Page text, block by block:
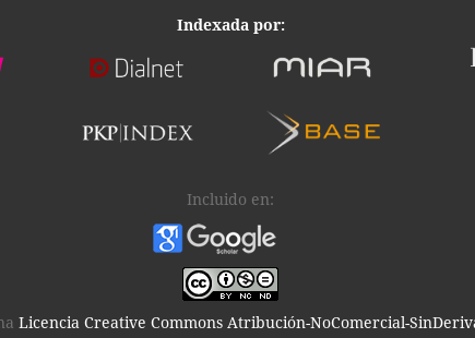
Indexada por:
Incluido en:
Licencia Creative Commons Atribución-NoComercial-